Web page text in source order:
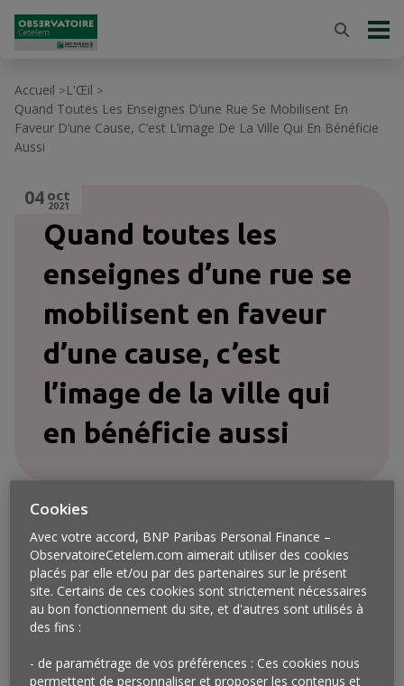
Accueil >L'Œil >
Quand Toutes Les Enseignes D’une Rue Se Mobilisent En
Faveur D’une Cause, C’est L’image De La Ville Qui En Bénéficie
Aussi
Quand toutes les
enseignes d’une rue se
mobilisent en faveur
d’une cause, c’est
l’image de la ville qui
en bénéficie aussi
04 oct
2021
Cookies
Avec votre accord, BNP Paribas Personal Finance –
ObservatoireCetelem.com aimerait utiliser des cookies
placés par elle et/ou par des partenaires sur le présent
site. Certains de ces cookies sont strictement nécessaires
au bon fonctionnement du site, et d'autres sont utilisés à
des fins :
- de paramétrage de vos préférences : Ces cookies nous
permettent de personnaliser et proposer les contenus et